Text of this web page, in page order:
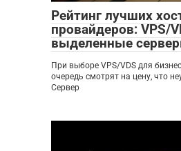
Рейтинг лучших
провайдеров: VPS/
выделенные
При выборе VPS/VDS для
очередь смотрят на цену, что
Сервер